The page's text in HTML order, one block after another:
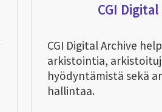
CGI
CGI Digital Archive
arkistointia,
hyödyntämistä sekä
hallintaa.